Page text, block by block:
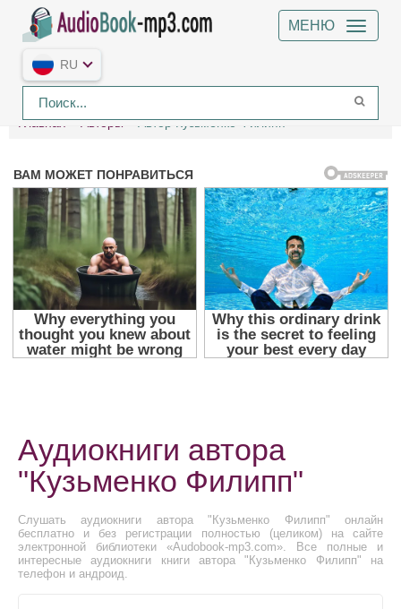
МЕНЮ
RU
Главная Авторы Автор Кузьменко Филипп
Аудиокниги автора
"Кузьменко Филипп"
Слушать аудиокниги автора "Кузьменко Филипп" онлайн
бесплатно и без регистрации полностью (целиком) на сайте
электронной библиотеки «Audobook-mp3.com». Все полные и
интересные аудиокниги книги автора "Кузьменко Филипп" на
телефон и андроид.